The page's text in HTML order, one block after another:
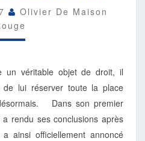
Olivier De Maison
un véritable objet de droit, il
de lui réserver toute la place
Dans son premier
rendu ses conclusions après
ainsi officiellement annoncé